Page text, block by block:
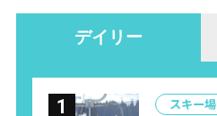
デイリー
スキー場